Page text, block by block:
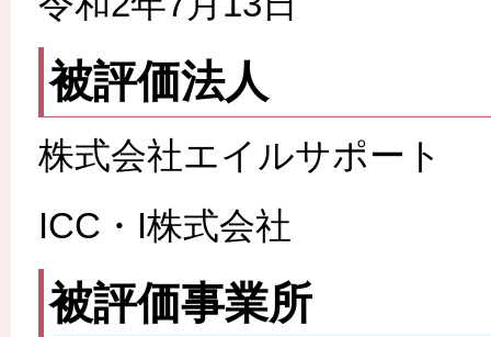
被評価法人
株式会社エイルサポート
ICC・I株式会社
被評価事業所